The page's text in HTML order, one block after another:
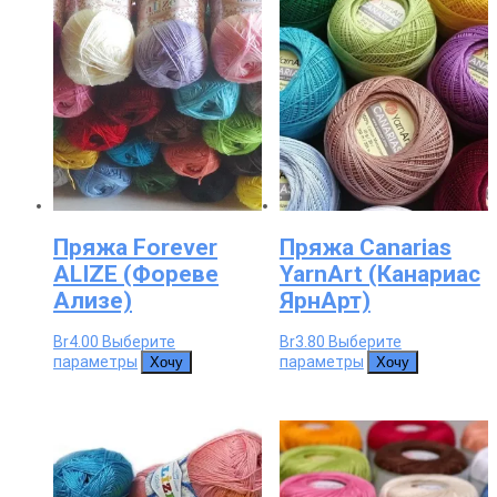
товара.
выбрать
на
странице
товара.
Пряжа Forever
ALIZE (Фореве
Ализе)
Br4.00 Выберите
параметры Этот
товар
можно
выбрать
Хочу
Пряжа Canarias
YarnArt (Канариас
ЯрнАрт)
Br3.80 Выберите
параметры Этот
товар
вариаций.
Опции
можно
выбрать
Хочу